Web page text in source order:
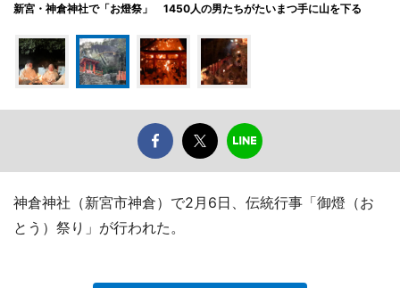
新宮・神倉神社で「お燈祭」 1450人の男たちがたいまつ手に山を下る
神倉神社（新宮市神倉）で2月6日、伝統行事「御燈（お
とう）祭り」が行われた。